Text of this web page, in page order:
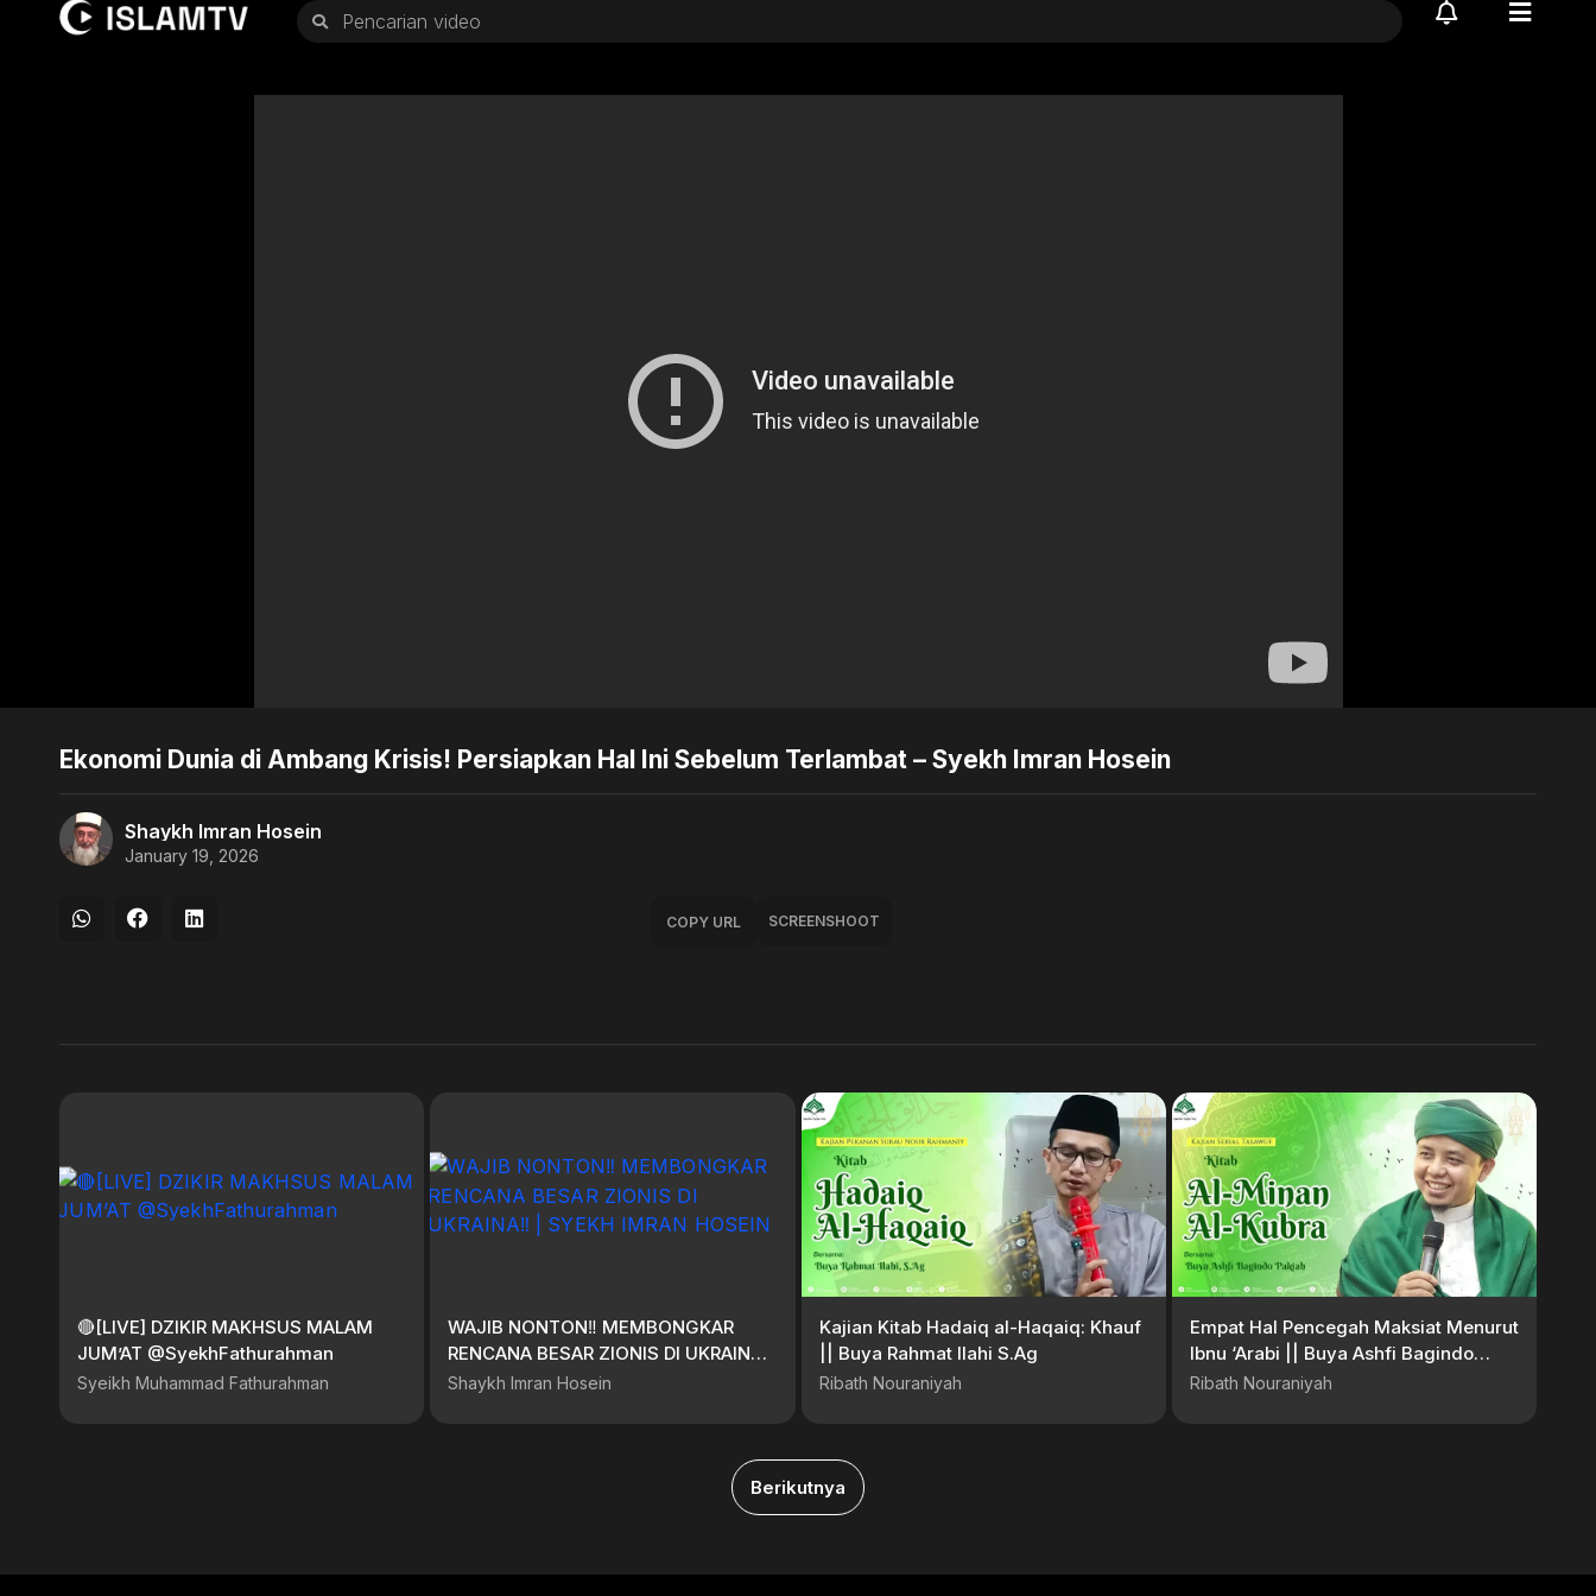
Ekonomi Dunia di Ambang Krisis! Persiapkan Hal Ini Sebelum Terlambat – Syekh Imran Hosein
Shaykh Imran Hosein
January 19, 2026
COPY URL SCREENSHOOT
🔴[LIVE] DZIKIR MAKHSUS MALAM
JUM’AT @SyekhFathurahman
Syeikh Muhammad Fathurahman
WAJIB NONTON‼️ MEMBONGKAR
RENCANA BESAR ZIONIS DI UKRAINA‼️
| SYEKH IMRAN HOSEIN
Shaykh Imran Hosein
Kajian Kitab Hadaiq al-Haqaiq: Khauf
|| Buya Rahmat Ilahi S.Ag
Ribath Nouraniyah
Empat Hal Pencegah Maksiat Menurut
Ibnu ‘Arabi || Buya Ashfi Bagindo
Pakiah
Ribath Nouraniyah
Berikutnya